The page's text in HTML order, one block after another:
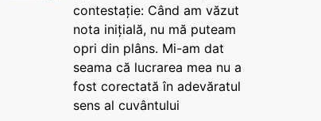
contestație: Când am văzut
nota inițială, nu mă puteam
opri din plâns. Mi-am dat
seama că lucrarea mea nu a
fost corectată în adevăratul
sens al cuvântului